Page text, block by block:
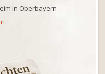
in Oberbayern